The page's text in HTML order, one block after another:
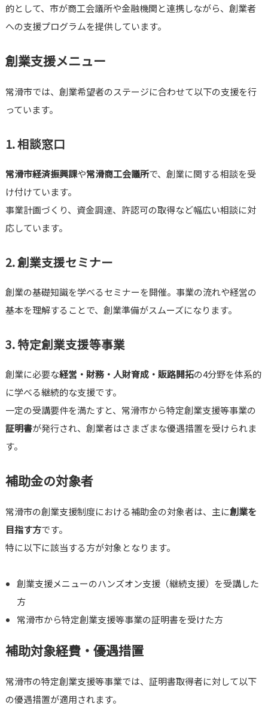
的として、市が商工会議所や金融機関と連携しながら、創業者
への支援プログラムを提供しています。
創業支援メニュー
常滑市では、創業希望者のステージに合わせて以下の支援を行
っています。
1. 相談窓口
常滑市経済振興課や常滑商工会議所で、創業に関する相談を受
け付けています。
事業計画づくり、資金調達、許認可の取得など幅広い相談に対
応しています。
2. 創業支援セミナー
創業の基礎知識を学べるセミナーを開催。事業の流れや経営の
基本を理解することで、創業準備がスムーズになります。
3. 特定創業支援等事業
創業に必要な経営・財務・人財育成・販路開拓の4分野を体系的
に学べる継続的な支援です。
一定の受講要件を満たすと、常滑市から特定創業支援等事業の
証明書が発行され、創業者はさまざまな優遇措置を受けられま
す。
補助金の対象者
常滑市の創業支援制度における補助金の対象者は、主に創業を
目指す方です。
特に以下に該当する方が対象となります。
創業支援メニューのハンズオン支援（継続支援）を受講した
方
常滑市から特定創業支援等事業の証明書を受けた方
補助対象経費・優遇措置
常滑市の特定創業支援等事業では、証明書取得者に対して以下
の優遇措置が適用されます。